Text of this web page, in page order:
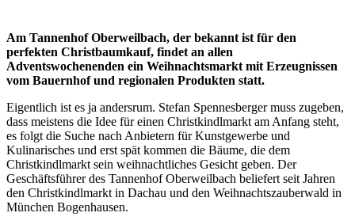
Am Tannenhof Oberweilbach, der bekannt ist für den
perfekten Christbaumkauf, findet an allen
Adventswochenenden ein Weihnachtsmarkt mit Erzeugnissen
vom Bauernhof und regionalen Produkten statt.
Eigentlich ist es ja andersrum. Stefan Spennesberger muss zugeben,
dass meistens die Idee für einen Christkindlmarkt am Anfang steht,
es folgt die Suche nach Anbietern für Kunstgewerbe und
Kulinarisches und erst spät kommen die Bäume, die dem
Christkindlmarkt sein weihnachtliches Gesicht geben. Der
Geschäftsführer des Tannenhof Oberweilbach beliefert seit Jahren
den Christkindlmarkt in Dachau und den Weihnachtszauberwald in
München Bogenhausen.